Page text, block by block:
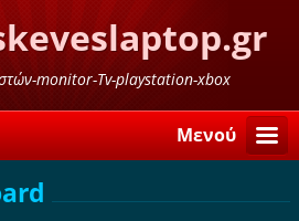
monitor-Tv-playstation-xbox
Μενού